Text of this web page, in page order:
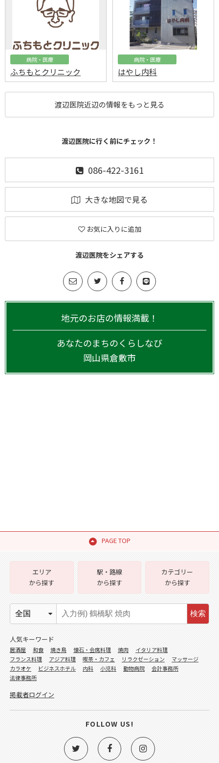
病院・医療
ふちもとクリニック
病院・医療
はやし内科
渡辺医院近辺の情報をもっと見る
渡辺医院に行く前にチェック！
086-422-3161
大きな地図で見る
お気に入りに追加
渡辺医院をシェアする
地元のお店の情報満載！
あなたのまちのくらしなび
岡山県倉敷市
PAGE TOP
エリア
から探す
駅・路線
から探す
カテゴリー
から探す
検索
人気キーワード
居酒屋 和食 焼き鳥 懐石・会席料理 焼肉
イタリア料理
フランス料理
アジア料理 喫茶・カフェ リラクゼーション
マッサージ
カラオケ
ビジネスホテル 内科 小児科 動物病院
会計事務所
法律事務所
掲載者ログイン
FOLLOW US!